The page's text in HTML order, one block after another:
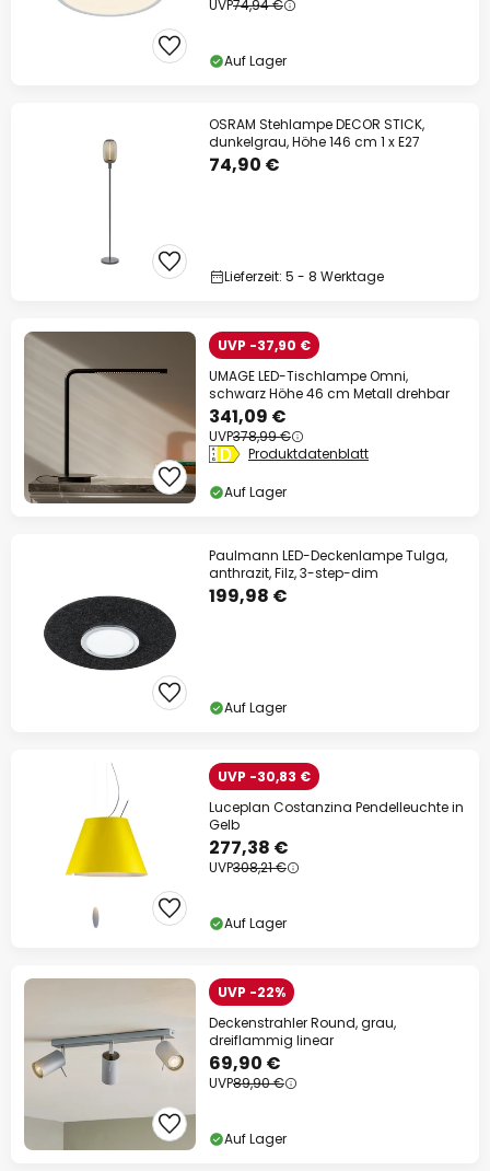
UVP74,94 €
Auf Lager
OSRAM Stehlampe DECOR STICK,
dunkelgrau, Höhe 146 cm 1 x E27
74,90 €
Lieferzeit: 5 - 8 Werktage
UVP -37,90 €
UMAGE LED-Tischlampe Omni,
schwarz Höhe 46 cm Metall drehbar
341,09 €
UVP378,99 €
Produktdatenblatt
Auf Lager
Paulmann LED-Deckenlampe Tulga,
anthrazit, Filz, 3-step-dim
199,98 €
Auf Lager
UVP -30,83 €
Luceplan Costanzina Pendelleuchte in
Gelb
277,38 €
UVP308,21 €
Auf Lager
UVP -22%
Deckenstrahler Round, grau,
dreiflammig linear
69,90 €
UVP89,90 €
Auf Lager